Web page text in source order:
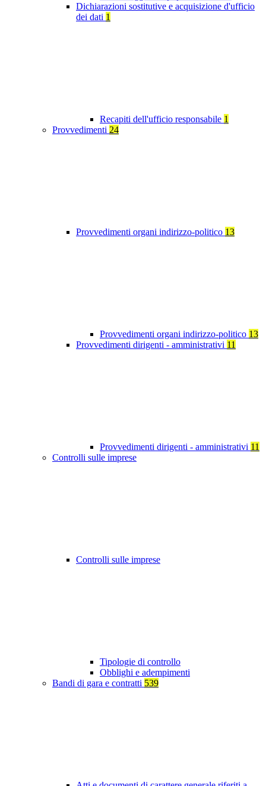
Dichiarazioni sostitutive e acquisizione d'ufficio
dei dati 1
Recapiti dell'ufficio responsabile 1
Provvedimenti 24
Provvedimenti organi indirizzo-politico 13
Provvedimenti organi indirizzo-politico 13
Provvedimenti dirigenti - amministrativi 11
Provvedimenti dirigenti - amministrativi 11
Controlli sulle imprese
Controlli sulle imprese
Tipologie di controllo
Obblighi e adempimenti
Bandi di gara e contratti 539